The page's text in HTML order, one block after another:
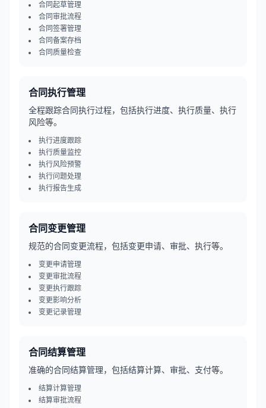
合同起草管理
合同审批流程
合同签署管理
合同备案存档
合同质量检查
合同执行管理
全程跟踪合同执行过程，包括执行进度、执行质量、执行
风险等。
执行进度跟踪
执行质量监控
执行风险预警
执行问题处理
执行报告生成
合同变更管理
规范的合同变更流程，包括变更申请、审批、执行等。
变更申请管理
变更审批流程
变更执行跟踪
变更影响分析
变更记录管理
合同结算管理
准确的合同结算管理，包括结算计算、审批、支付等。
结算计算管理
结算审批流程